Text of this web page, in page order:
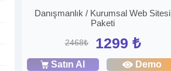
Danışmanlık / Kurumsal Web Sitesi
Paketi
2468₺ 1299 ₺
Satın Al Demo